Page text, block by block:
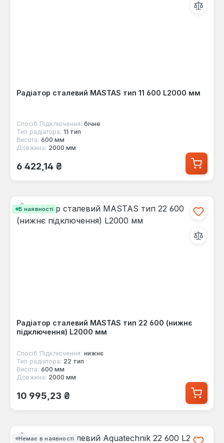
Радіатор сталевий MASTAS тип 11 600 L2000 мм
Спосіб Підключення: бічне
Тип радіатора: 11 тип
Висота: 600 мм
Довжина: 2000 мм
Звичайна ціна:
6 422,14 ₴
В наявності
Радіатор сталевий MASTAS тип 22 600 (нижнє
підключення) L2000 мм
Спосіб Підключення: нижнє
Тип радіатора: 22 тип
Висота: 600 мм
Довжина: 2000 мм
Звичайна ціна:
10 995,23 ₴
Немає в наявності